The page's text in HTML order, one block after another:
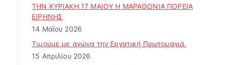
ΤΗΝ ΚΥΡΙΑΚΗ 17 ΜΑΙΟΥ Η ΜΑΡΑΘΩΝΙΑ ΠΟΡΕΙΑ
ΕΙΡΗΝΗΣ
14 Μαΐου 2026
Τιμούμε με αγώνα την Εργατική Πρωτομαγιά.
15 Απριλίου 2026